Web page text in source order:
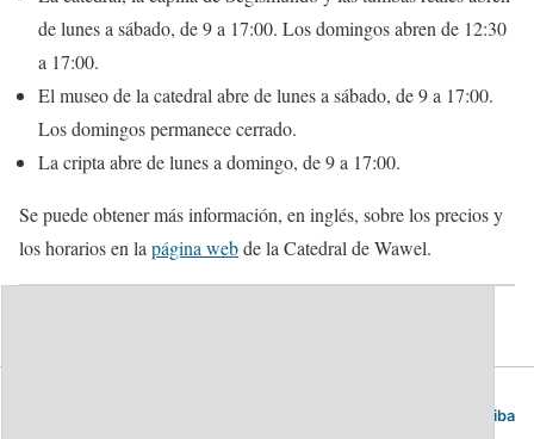
de lunes a sábado, de 9 a 17:00. Los domingos abren de 12:30
a 17:00.
El museo de la catedral abre de lunes a sábado, de 9 a 17:00.
Los domingos permanece cerrado.
La cripta abre de lunes a domingo, de 9 a 17:00.
Se puede obtener más información, en inglés, sobre los precios y
los horarios en la página webde la Catedral de Wawel.
Volver arriba